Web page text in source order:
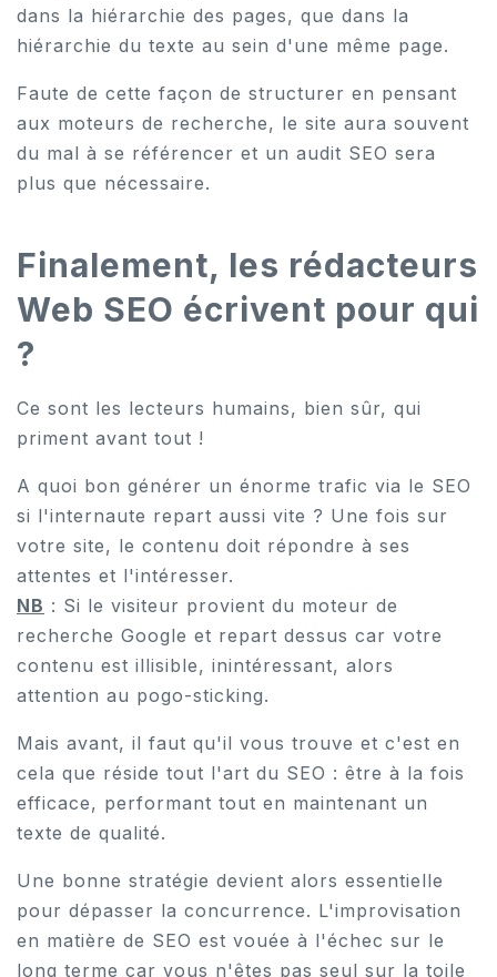
dans la hiérarchie des pages, que dans la
hiérarchie du texte au sein d'une même page.
Faute de cette façon de structurer en pensant
aux moteurs de recherche, le site aura souvent
du mal à se référencer et un audit SEO sera
plus que nécessaire.
Finalement, les rédacteurs
Web SEO écrivent pour qui
?
Ce sont les lecteurs humains, bien sûr, qui
priment avant tout !
A quoi bon générer un énorme trafic via le SEO
si l'internaute repart aussi vite ? Une fois sur
votre site, le contenu doit répondre à ses
attentes et l'intéresser.
NB : Si le visiteur provient du moteur de
recherche Google et repart dessus car votre
contenu est illisible, inintéressant, alors
attention au pogo-sticking.
Mais avant, il faut qu'il vous trouve et c'est en
cela que réside tout l'art du SEO : être à la fois
efficace, performant tout en maintenant un
texte de qualité.
Une bonne stratégie devient alors essentielle
pour dépasser la concurrence. L'improvisation
en matière de SEO est vouée à l'échec sur le
long terme car vous n'êtes pas seul sur la toile